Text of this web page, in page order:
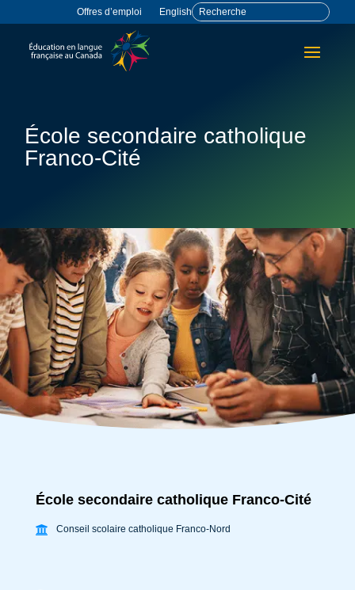
Offres d’emploi English
École secondaire catholique
Franco-Cité
École secondaire catholique Franco-Cité
Conseil scolaire catholique Franco-Nord